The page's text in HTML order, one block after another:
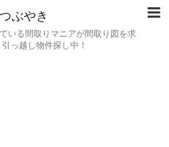
ぶやき
いる間取りマニアが間取り図を求
っ越し物件探し中！